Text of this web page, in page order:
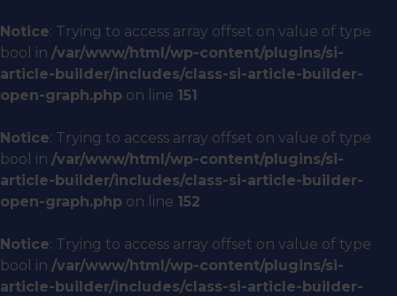
Notice: Trying to access array offset on value of type
bool in /var/www/html/wp-content/plugins/si-
article-builder/includes/class-si-article-builder-
open-graph.php on line 151
Notice: Trying to access array offset on value of type
bool in /var/www/html/wp-content/plugins/si-
article-builder/includes/class-si-article-builder-
open-graph.php on line 152
Notice: Trying to access array offset on value of type
bool in /var/www/html/wp-content/plugins/si-
article-builder/includes/class-si-article-builder-